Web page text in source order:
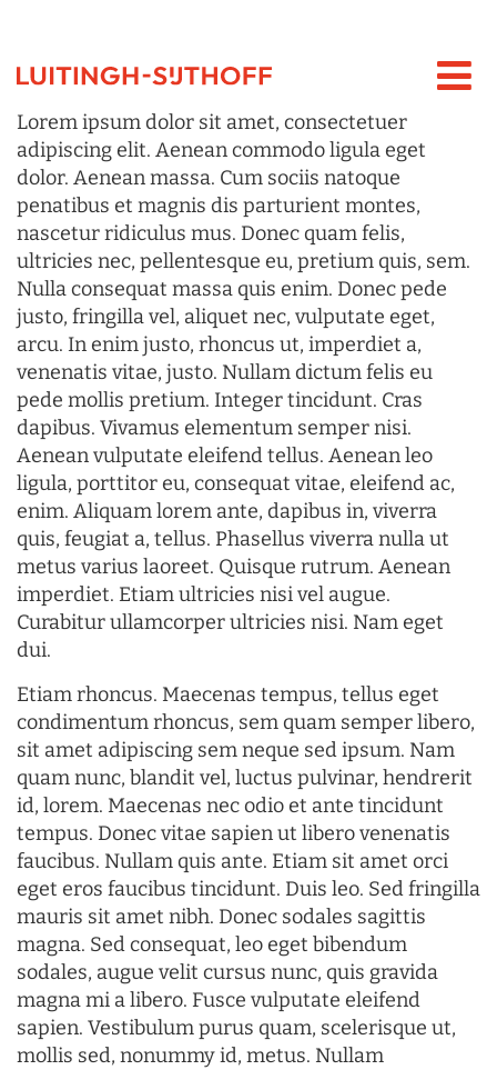
Lorem ipsum dolor sit amet, consectetuer
adipiscing elit. Aenean commodo ligula eget
dolor. Aenean massa. Cum sociis natoque
penatibus et magnis dis parturient montes,
nascetur ridiculus mus. Donec quam felis,
ultricies nec, pellentesque eu, pretium quis, sem.
Nulla consequat massa quis enim. Donec pede
justo, fringilla vel, aliquet nec, vulputate eget,
arcu. In enim justo, rhoncus ut, imperdiet a,
venenatis vitae, justo. Nullam dictum felis eu
pede mollis pretium. Integer tincidunt. Cras
dapibus. Vivamus elementum semper nisi.
Aenean vulputate eleifend tellus. Aenean leo
ligula, porttitor eu, consequat vitae, eleifend ac,
enim. Aliquam lorem ante, dapibus in, viverra
quis, feugiat a, tellus. Phasellus viverra nulla ut
metus varius laoreet. Quisque rutrum. Aenean
imperdiet. Etiam ultricies nisi vel augue.
Curabitur ullamcorper ultricies nisi. Nam eget
dui.
Etiam rhoncus. Maecenas tempus, tellus eget
condimentum rhoncus, sem quam semper libero,
sit amet adipiscing sem neque sed ipsum. Nam
quam nunc, blandit vel, luctus pulvinar, hendrerit
id, lorem. Maecenas nec odio et ante tincidunt
tempus. Donec vitae sapien ut libero venenatis
faucibus. Nullam quis ante. Etiam sit amet orci
eget eros faucibus tincidunt. Duis leo. Sed fringilla
mauris sit amet nibh. Donec sodales sagittis
magna. Sed consequat, leo eget bibendum
sodales, augue velit cursus nunc, quis gravida
magna mi a libero. Fusce vulputate eleifend
sapien. Vestibulum purus quam, scelerisque ut,
mollis sed, nonummy id, metus. Nullam